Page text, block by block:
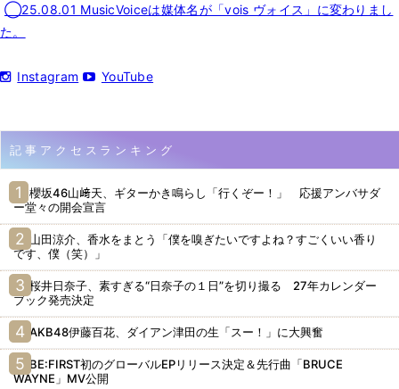
◯25.08.01 MusicVoiceは媒体名が「vois ヴォイス」に変わりまし
た。
Instagram YouTube
記事アクセスランキング
櫻坂46山﨑天、ギターかき鳴らし「行くぞー！」 応援アンバサダ
ー堂々の開会宣言
山田涼介、香水をまとう「僕を嗅ぎたいですよね？すごくいい香り
です、僕（笑）」
桜井日奈子、素すぎる“日奈子の１日”を切り撮る 27年カレンダー
ブック発売決定
AKB48伊藤百花、ダイアン津田の生「スー！」に大興奮
BE:FIRST初のグローバルEPリリース決定＆先行曲「BRUCE
WAYNE」MV公開